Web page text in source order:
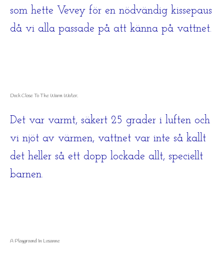
som hette Vevey för en nödvändig kissepaus
då vi alla passade på att känna på vattnet.
Duck Close To The Warm Water.
Det var varmt, säkert 25 grader i luften och
vi njöt av värmen, vattnet var inte så kallt
det heller så ett dopp lockade allt, speciellt
barnen.
A Playground In Lusanne